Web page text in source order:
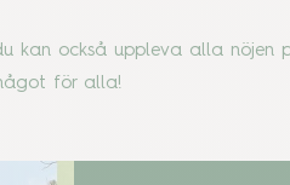
kan också uppleva alla nöjen
något för alla!